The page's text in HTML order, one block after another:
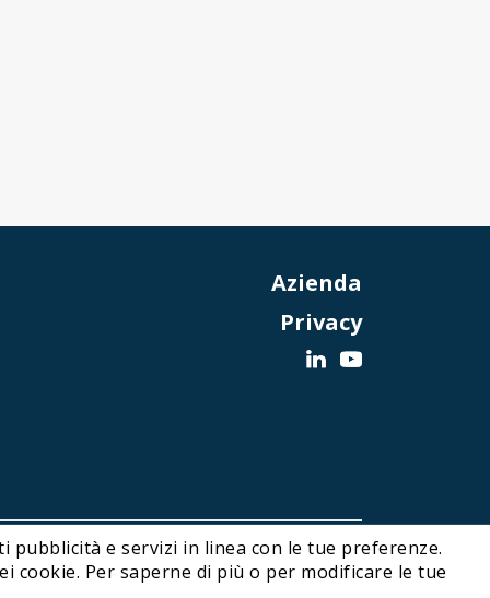
Azienda
Privacy
Designed and Developed by Noonic
e servizi in linea con le tue preferenze.
cookie. Per saperne di più o per modificare le tue